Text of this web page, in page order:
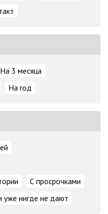
На 3 месяца
На год
С просрочками
уже нигде не дают